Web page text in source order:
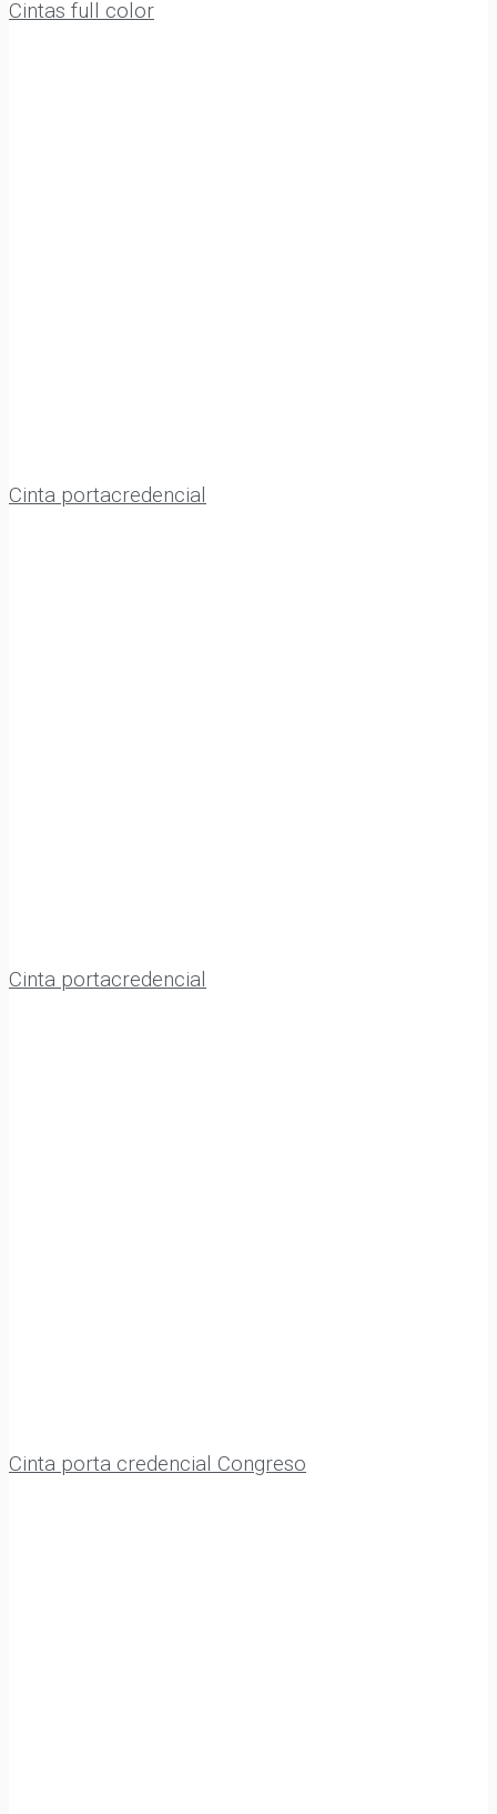
Cintas full color
Cinta portacredencial
Cinta portacredencial
Cinta porta credencial Congreso